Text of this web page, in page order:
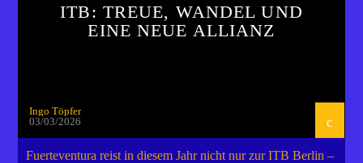
ITB: TREUE, WANDEL UND
EINE NEUE ALLIANZ
Ingo Töpfer
03/03/2026
Fuerteventura reist in diesem Jahr nicht nur zur ITB Berlin –